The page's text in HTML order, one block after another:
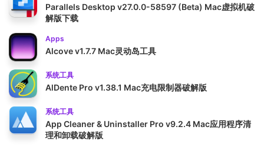
Parallels Desktop v27.0.0-58597 (Beta) Mac虚拟机破
解版下载
Apps
Alcove v1.7.7 Mac灵动岛工具
系统工具
AlDente Pro v1.38.1 Mac充电限制器破解版
系统工具
App Cleaner & Uninstaller Pro v9.2.4 Mac应用程序清
理和卸载破解版